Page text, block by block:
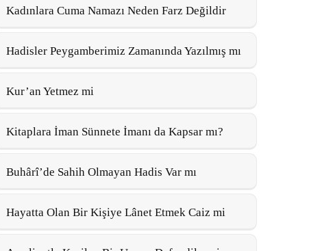
Kadınlara Cuma Namazı Neden Farz Değildir
Hadisler Peygamberimiz Zamanında Yazılmış mı
Kur’an Yetmez mi
Kitaplara İman Sünnete İmanı da Kapsar mı?
Buhârî’de Sahih Olmayan Hadis Var mı
Hayatta Olan Bir Kişiye Lânet Etmek Caiz mi